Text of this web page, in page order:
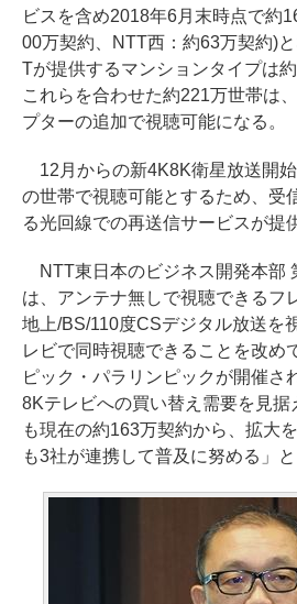
ビスを含め2018年6月末時点で約
00万契約、NTT西：約63万契約)
Tが提供するマンションタイプは
これらを合わせた約221万世帯は
プターの追加で視聴可能になる。
12月からの新4K8K衛星放送開始
の世帯で視聴可能とするため、受
る光回線での再送信サービスが提
NTT東日本のビジネス開発本部
は、アンテナ無しで視聴できるフ
地上/BS/110度CSデジタル放送を
レビで同時視聴できることを改め
ピック・パラリンピックが開催さ
8Kテレビへの買い替え需要を見
も現在の約163万契約から、拡大
も3社が連携して普及に努める」と